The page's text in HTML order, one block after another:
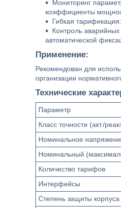
Мониторинг
коэффициенты
Гибкая
Контроль
автоматической
Применение:
Рекомендован для
организации
Технические
Параметр
Класс точности (акт./
Номинальное
Номинальный
Количество тарифов
Интерфейсы
Степень защиты корпуса